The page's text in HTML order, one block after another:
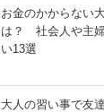
お金のかからない
は？ 社会人や主
い13選
大人の習い事で友